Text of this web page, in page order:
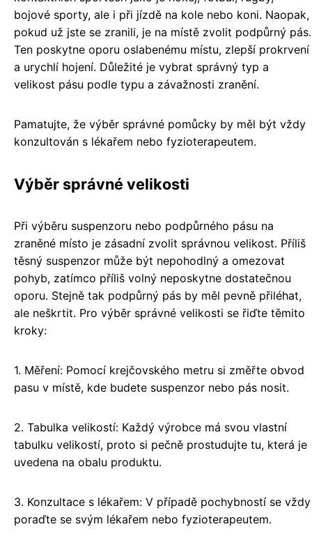
bojové sporty, ale i při jízdě na kole nebo koni. Naopak,
pokud už jste se zranili, je na místě zvolit podpůrný pás.
Ten poskytne oporu oslabenému místu, zlepší prokrvení
a urychlí hojení. Důležité je vybrat správný typ a
velikost pásu podle typu a závažnosti zranění.
Pamatujte, že výběr správné pomůcky by měl být vždy
konzultován s lékařem nebo fyzioterapeutem.
Výběr správné velikosti
Při výběru suspenzoru nebo podpůrného pásu na
zraněné místo je zásadní zvolit správnou velikost. Příliš
těsný suspenzor může být nepohodlný a omezovat
pohyb, zatímco příliš volný neposkytne dostatečnou
oporu. Stejně tak podpůrný pás by měl pevně přiléhat,
ale neškrtit. Pro výběr správné velikosti se řiďte těmito
kroky:
1. Měření: Pomocí krejčovského metru si změřte obvod
pasu v místě, kde budete suspenzor nebo pás nosit.
2. Tabulka velikostí: Každý výrobce má svou vlastní
tabulku velikostí, proto si pečně prostudujte tu, která je
uvedena na obalu produktu.
3. Konzultace s lékařem: V případě pochybností se vždy
poraďte se svým lékařem nebo fyzioterapeutem.